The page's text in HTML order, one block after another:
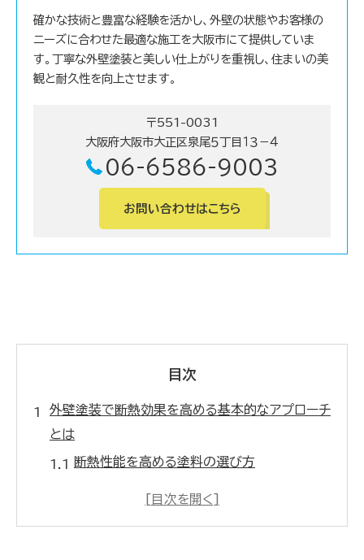
確かな技術と豊富な経験を活かし、外壁の状態やお客様の
ニーズに合わせた最適な施工を大阪市にて提供していま
す。丁寧な外壁塗装と美しい仕上がりを重視し、住まいの美
観と耐久性を向上させます。
〒551-0031
大阪府大阪市大正区泉尾５丁目１３－４
06-6586-9003
お問い合わせはこちら
目次
外壁塗装で断熱効果を高める基本的なアプローチ
とは
断熱性能を高める塗料の選び方
外壁塗装の施工手順と注意点